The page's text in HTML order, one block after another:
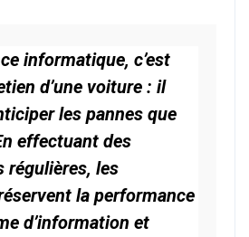
informatique, c’est
d’une voiture : il
les pannes que
effectuant des
régulières, les
la performance
d’information et